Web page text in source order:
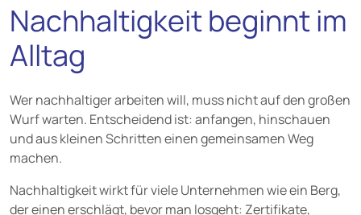
Nachhaltigkeit beginnt im
Alltag
Wer nachhaltiger arbeiten will, muss nicht auf den großen
Wurf warten. Entscheidend ist: anfangen, hinschauen
und aus kleinen Schritten einen gemeinsamen Weg
machen.
Nachhaltigkeit wirkt für viele Unternehmen wie ein Berg,
der einen erschlägt, bevor man losgeht: Zertifikate,